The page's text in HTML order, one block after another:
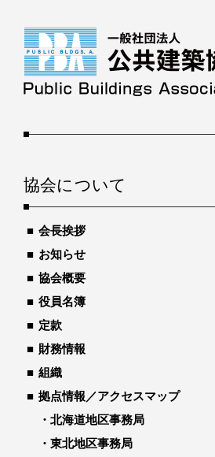
協会について
会長挨拶
お知らせ
協会概要
役員名簿
定款
財務情報
組織
拠点情報／アクセスマップ
北海道地区事務局
東北地区事務局